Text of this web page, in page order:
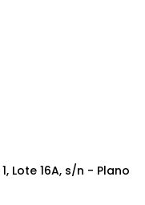
Lote 16A, s/n - Plano